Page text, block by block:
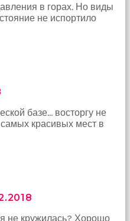
в горах. Но виды
не испортило
базе… восторгу не
красивых мест в
не кружилась? Хорошо